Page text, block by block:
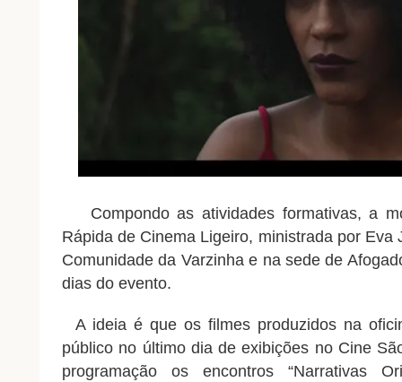
Compondo as atividades formativas, a
Rápida de Cinema Ligeiro, ministrada por Eva
Comunidade da Varzinha e na sede de
dias do evento.
A ideia é que os filmes produzidos na
público no último dia de exibições no Cine
programação os encontros “Narrativas